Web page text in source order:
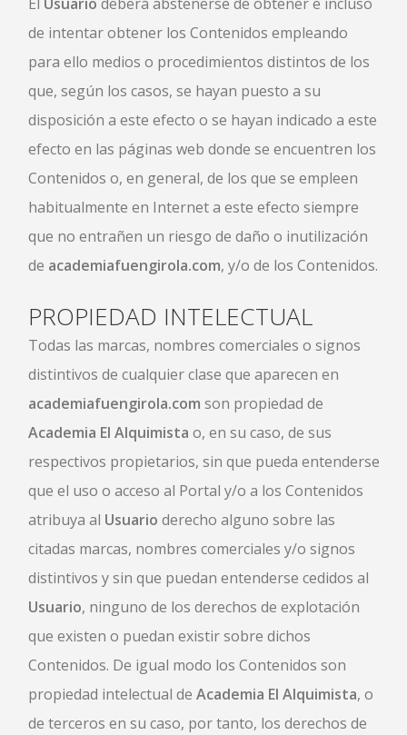
de intentar obtener los Contenidos empleando
para ello medios o procedimientos distintos de los
que, según los casos, se hayan puesto a su
disposición a este efecto o se hayan indicado a este
efecto en las páginas web donde se encuentren los
Contenidos o, en general, de los que se empleen
habitualmente en Internet a este efecto siempre
que no entrañen un riesgo de daño o inutilización
de academiafuengirola.com, y/o de los Contenidos.
PROPIEDAD INTELECTUAL
Todas las marcas, nombres comerciales o signos
distintivos de cualquier clase que aparecen en
academiafuengirola.com son propiedad de
Academia El Alquimista o, en su caso, de sus
respectivos propietarios, sin que pueda entenderse
que el uso o acceso al Portal y/o a los Contenidos
atribuya al Usuario derecho alguno sobre las
citadas marcas, nombres comerciales y/o signos
distintivos y sin que puedan entenderse cedidos al
Usuario, ninguno de los derechos de explotación
que existen o puedan existir sobre dichos
Contenidos. De igual modo los Contenidos son
propiedad intelectual de Academia El Alquimista, o
de terceros en su caso, por tanto, los derechos de